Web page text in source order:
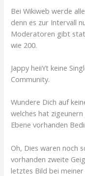
Bei Wikiweb werde
denn es zur Intervall
Moderatoren gibt
wie 200.
Jappy heiiYt keine
Community.
Wundere Dich auf
welches hat
Ebene vorhanden
Oh, Dies waren noch
vorhanden zweite
letztes Bild bei